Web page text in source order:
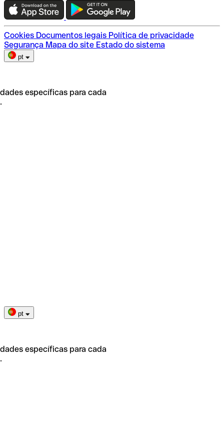
Escolha do plano
Cookies Documentos legais Política de privacidade
Segurança Mapa do site Estado do sistema
pt
específicas para cada
pt
específicas para cada